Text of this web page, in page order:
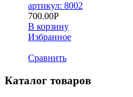
артикул: 8002
700.00Р
В корзину
Избранное
Сравнить
Каталог товаров